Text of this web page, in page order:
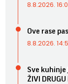
8.8.2026.
Ove rase
8.8.2026.
Sve kuhinje
ŽIVI